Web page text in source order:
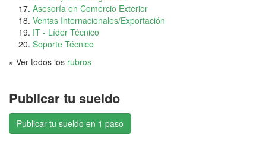
Asesoría en Comercio Exterior
Ventas Internacionales/Exportación
IT - Líder Técnico
Soporte Técnico
» Ver todos los rubros
Publicar tu sueldo
Publicar tu sueldo en 1 paso